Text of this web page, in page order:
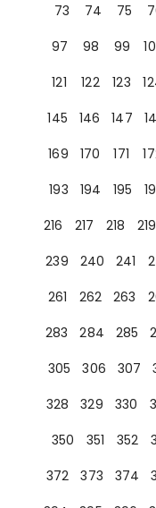
73
74 75
97
98 99
121
122 123
145
146 147
169
170 171
193
194 195
216
217 218 219
239
240 241
261
262 263
283
284 285
305
306 307
328
329 330
350
351 352
372
373 374